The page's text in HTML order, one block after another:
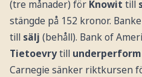
(tre månader) för Knowit till
stängde på 152 kronor.
till sälj (behåll). Bank of
Tietoevrytill underperform
Carnegie sänker riktkursen